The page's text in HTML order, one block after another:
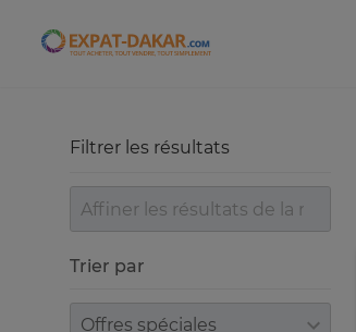
Expat-Dakar
Filtrer les résultats
Trier par
Trier par